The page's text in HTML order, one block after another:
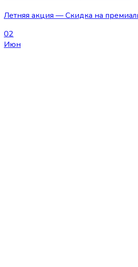
Летняя акция — Скидка на
02
Июн